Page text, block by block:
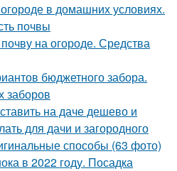
в домашних условиях.
почвы
на огороде. Средства
бюджетного забора.
заборов
на даче дешево и
для дачи и загородного
способы (63 фото)
в 2022 году. Посадка